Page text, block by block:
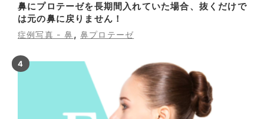
鼻にプロテーゼを長期間入れていた場合、抜くだけで
は元の鼻に戻りません！
症例写真 - 鼻,鼻プロテーゼ